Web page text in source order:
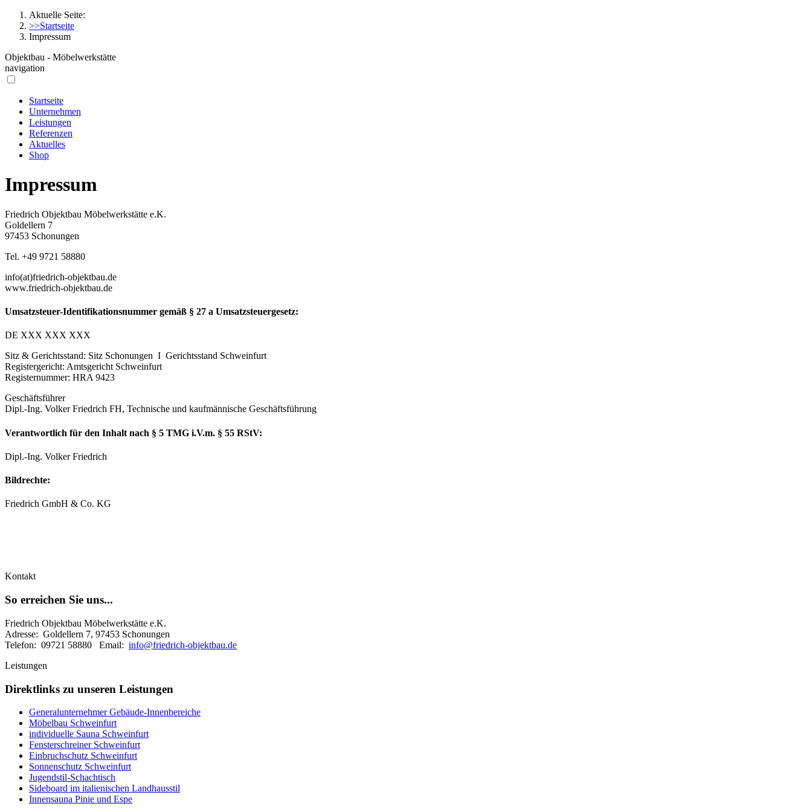
Aktuelle Seite:
>>Startseite
Impressum
Objektbau - Möbelwerkstätte
navigation
Startseite
Unternehmen
Leistungen
Referenzen
Aktuelles
Shop
Impressum
Friedrich Objektbau Möbelwerkstätte e.K.
Goldellern 7
97453 Schonungen
Tel. +49 9721 58880
info(at)friedrich-objektbau.de
www.friedrich-objektbau.de
Umsatzsteuer-Identifikationsnummer gemäß § 27 a Umsatzsteuergesetz:
DE XXX XXX XXX
Sitz & Gerichtsstand: Sitz Schonungen I Gerichtsstand Schweinfurt
Registergericht: Amtsgericht Schweinfurt
Registernummer: HRA 9423
Geschäftsführer
Dipl.-Ing. Volker Friedrich FH, Technische und kaufmännische Geschäftsführung
Verantwortlich für den Inhalt nach § 5 TMG i.V.m. § 55 RStV:
Dipl.-Ing. Volker Friedrich
Bildrechte:
Friedrich GmbH & Co. KG
Kontakt
So erreichen Sie uns...
Friedrich Objektbau Möbelwerkstätte e.K.
Adresse: Goldellern 7, 97453 Schonungen
Telefon: 09721 58880 Email: info@friedrich-objektbau.de
Leistungen
Direktlinks zu unseren Leistungen
Generalunternehmer Gebäude-Innenbereiche
Möbelbau Schweinfurt
individuelle Sauna Schweinfurt
Fensterschreiner Schweinfurt
Einbruchschutz Schweinfurt
Sonnenschutz Schweinfurt
Jugendstil-Schachtisch
Sideboard im italienischen Landhausstil
Innensauna Pinie und Espe